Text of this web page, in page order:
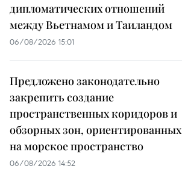
дипломатических отношений
между Вьетнамом и Таиландом
06/08/2026 15:01
Предложено законодательно
закрепить создание
пространственных коридоров и
обзорных зон, ориентированных
на морское пространство
06/08/2026 14:52